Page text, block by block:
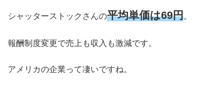
シャッターストックさんの平均単価は69円。
報酬制度変更で売上も収入も激減です。
アメリカの企業って凄いですね。